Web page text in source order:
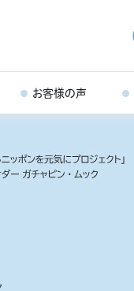
お客様の声